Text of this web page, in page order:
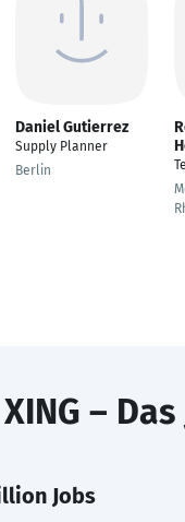
Daniel Gutierrez
Supply Planner
Berlin
XING –
Jobs